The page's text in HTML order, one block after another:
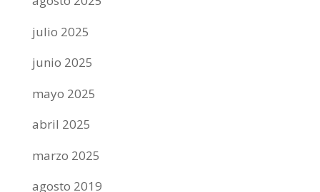
julio 2025
junio 2025
mayo 2025
abril 2025
marzo 2025
agosto 2019